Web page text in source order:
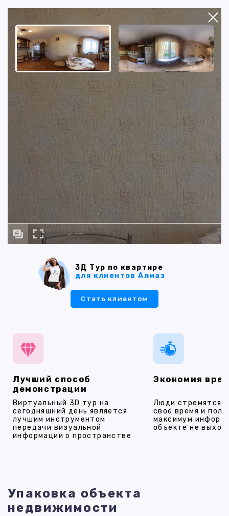
3Д Тур по квартире
для клиентов Алмаз
Стать клиентом
Лучший способ
демонстрации
Виртуальный 3D тур на
сегодняшний день является
лучшим инструментом
передачи визуальной
информации о пространстве
Экономия
Люди стремятся
своё время и
максимум
объекте не
Упаковка объекта
недвижимости